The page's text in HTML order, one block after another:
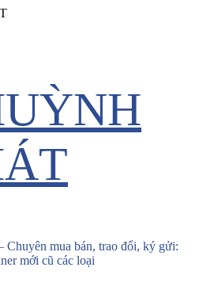
mua bán, trao đổi, ký gửi:
mới cũ các loại